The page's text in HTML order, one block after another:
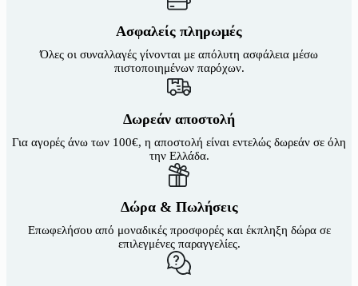
επιλογές
να
επιλεγούν
προϊόντος
Ασφαλείς πληρωμές
Όλες οι συναλλαγές γίνονται με απόλυτη ασφάλεια μέσω
πιστοποιημένων παρόχων.
Δωρεάν αποστολή
Για αγορές άνω των 100€, η αποστολή είναι εντελώς δωρεάν σε όλη
την Ελλάδα.
Δώρα & Πωλήσεις
Επωφελήσου από μοναδικές προσφορές και έκπληξη δώρα σε
επιλεγμένες παραγγελίες.